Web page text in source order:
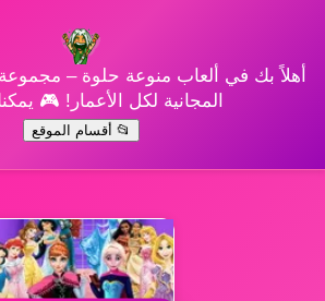
أهلاً بك في ألعاب منوعة حلوة –
المجانية لكل الأعمار! 🎮
📂 أقسام الموقع